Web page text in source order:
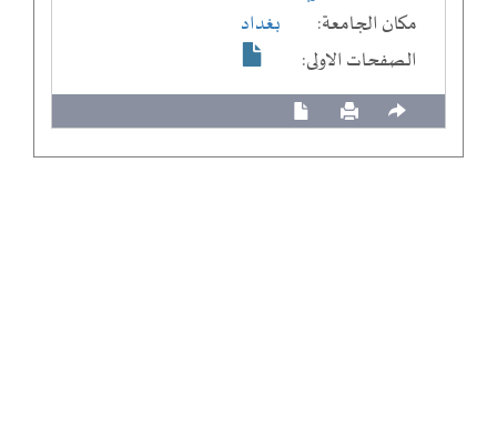
مكان الجامعة:
بغداد
الصفحات الاولى: